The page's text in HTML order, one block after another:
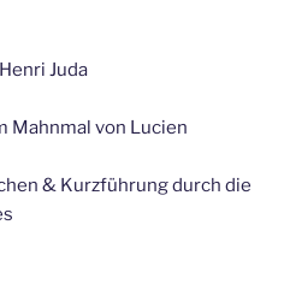
Juda
Mahnmal von Lucien
& Kurzführung durch die